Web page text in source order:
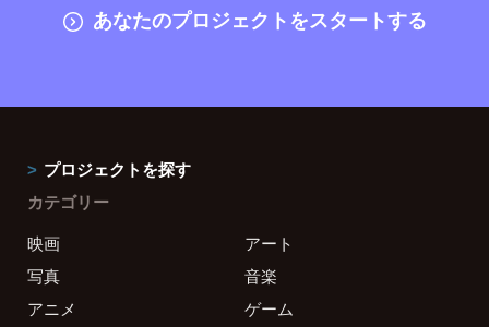
あなたのプロジェクトをスタートする
プロジェクトを探す
カテゴリー
映画
アート
写真
音楽
アニメ
ゲーム